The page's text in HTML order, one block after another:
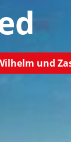
und